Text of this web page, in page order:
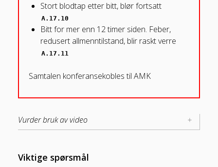
Stort blodtap etter bitt, blør fortsatt
A.17.10
Bitt for mer enn 12 timer siden. Feber,
redusert allmenntilstand, blir raskt verre
A.17.11
Samtalen konferansekobles til AMK
Vurder bruk av video
Viktige spørsmål